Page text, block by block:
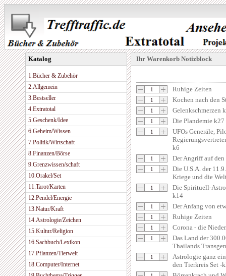
Katalog
1.Bücher & Zubehör
2.Allgemein
3.Bestseller
4.Extratotal
5.Geschenk/Idee
6.Geheim/Wissen
7.Politik/Wirtschaft
8.Finanzen/Börse
9.Grenzwissen/schaft
10.Orakel/Set
11.Tarot/Karten
12.Pendel/Energie
13.Natur/Kraft
14.Astrologie/Zeichen
15.Kultur/Religion
16.Sachbuch/Lexikon
17.Pflanzen/Tierwelt
18.Computer/Internet
Ihr Warenkorb Notizblock
Ruhige Zeiten
Kochen nach den
Gelenkschmerzen
Die Plandemie k27
UFOs Generäle,
k6
Der Angriff auf
Die U.S.A. der
Kriege und die
Die Spirituell-
k14
Der Anfang von
Ruhige Zeiten
Corona - die
Das Land der
Thailands
Astrologie ganz
den Tierkreis Set -